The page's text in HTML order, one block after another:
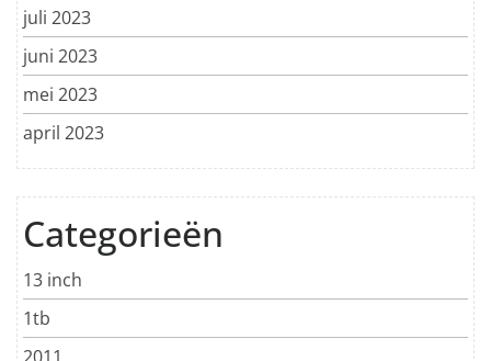
juli 2023
juni 2023
mei 2023
april 2023
Categorieën
13 inch
1tb